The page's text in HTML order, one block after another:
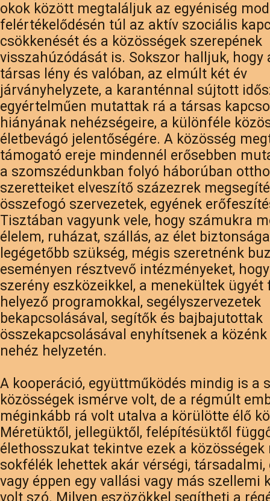
okok között megtaláljuk az egyéniség
felértékelődésén túl az aktív szociális
csökkenését és a közösségek szerepének
visszahúzódását is. Sokszor halljuk, hogy
társas lény és valóban, az elmúlt két év
járványhelyzete, a karanténnal sújtott
egyértelműen mutattak rá a társas
hiányának nehézségeire, a különféle
életbevágó jelentőségére. A közösség
támogató ereje mindennél erősebben
a szomszédunkban folyó háborúban
szeretteiket elveszítő százezrek
összefogó szervezetek, egyének
Tisztában vagyunk vele, hogy számukra
élelem, ruházat, szállás, az élet
legégetőbb szükség, mégis szeretnénk
eseményen résztvevő intézményeket,
szerény eszközeikkel, a menekültek ügyét
helyező programokkal, segélyszervezetek
bekapcsolásával, segítők és bajbajutottak
összekapcsolásával enyhítsenek a
nehéz helyzetén.
A kooperáció, együttműködés mindig is a
közösségek ismérve volt, de a régmúlt
méginkább rá volt utalva a körülötte élő
Méretüktől, jellegüktől, felépítésüktől
élethosszukat tekintve ezek a közösségek
sokfélék lehettek akár vérségi, társadalmi,
vagy éppen egy vallási vagy más szellemi
volt szó. Milyen eszözökkel segítheti a